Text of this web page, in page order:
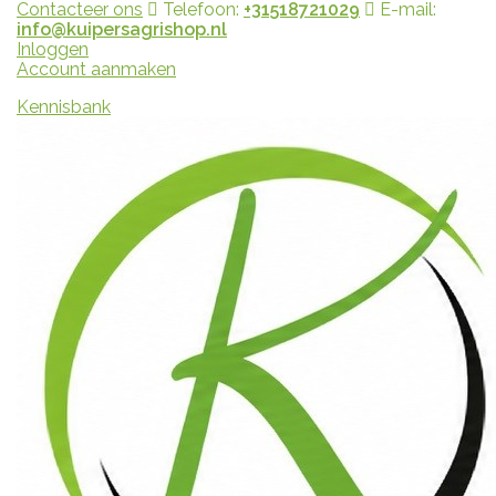
Contacteer ons Telefoon: +31518721029
E-mail:
info@kuipersagrishop.nl
Inloggen
Account aanmaken
Kennisbank